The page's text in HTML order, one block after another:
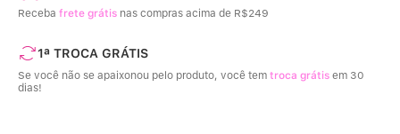
Receba frete grátis nas compras acima de R$249
1ª TROCA GRÁTIS
Se você não se apaixonou pelo produto, você tem troca grátis em 30
dias!